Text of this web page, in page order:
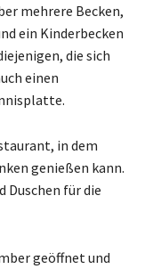
mehrere Becken,
ein Kinderbecken
die sich
einen
in dem
genießen kann.
Duschen für die
geöffnet und